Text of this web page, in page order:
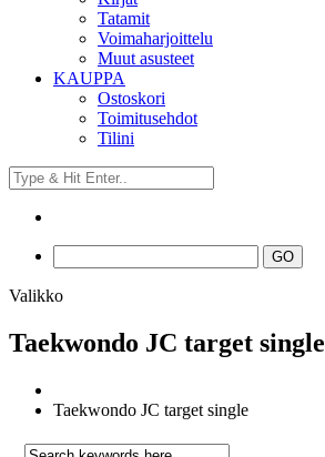
Tatamit
Voimaharjoittelu
Muut asusteet
KAUPPA
Ostoskori
Toimitusehdot
Tilini
Valikko
Taekwondo JC target single
Taekwondo JC target single